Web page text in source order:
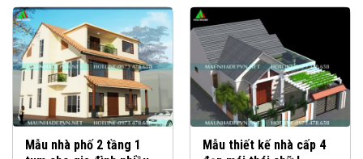
Mẫu nhà phố 2 tầng 1
Mẫu thiết kế nhà cấp 4